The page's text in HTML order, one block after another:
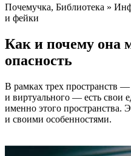
Почемучка, Библиотека »
и фейки
Как и почему она
опасность
В рамках трех пространств
и виртуального — есть свои
именно этого пространства.
и своими особенностями.